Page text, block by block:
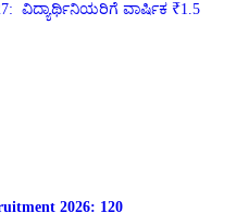
27: ವಿದ್ಯಾರ್ಥಿನಿಯರಿಗೆ ವಾರ್ಷಿಕ ₹1.5
2026: 120